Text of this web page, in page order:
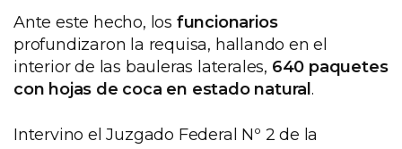
Ante este hecho, los funcionarios
profundizaron la requisa, hallando en el
interior de las bauleras laterales, 640 paquetes
con hojas de coca en estado natural .
Intervino el Juzgado Federal Nº 2 de la